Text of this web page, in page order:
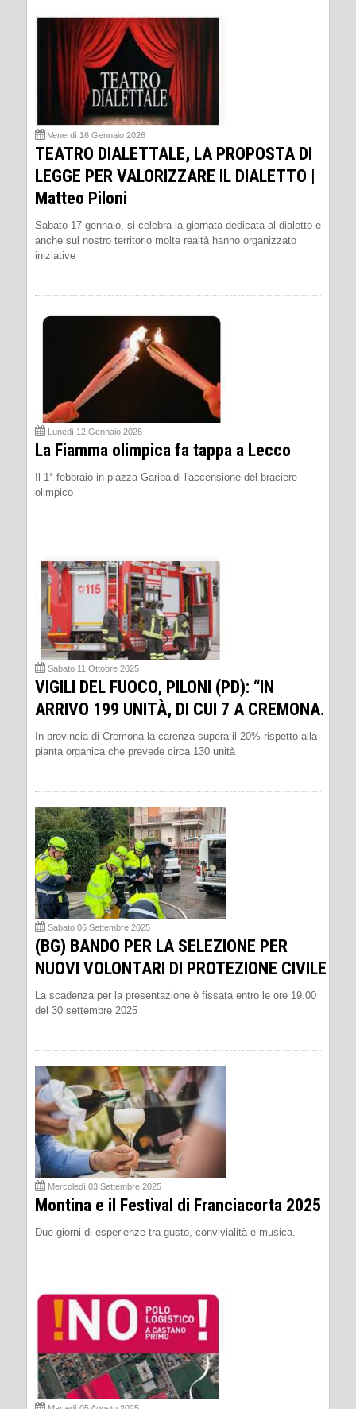
Venerdì 16 Gennaio 2026
TEATRO DIALETTALE, LA PROPOSTA DI
LEGGE PER VALORIZZARE IL DIALETTO |
Matteo Piloni
Sabato 17 gennaio, si celebra la giornata dedicata al dialetto e
anche sul nostro territorio molte realtà hanno organizzato
iniziative
Lunedì 12 Gennaio 2026
La Fiamma olimpica fa tappa a Lecco
Il 1° febbraio in piazza Garibaldi l'accensione del braciere
olimpico
Sabato 11 Ottobre 2025
VIGILI DEL FUOCO, PILONI (PD): “IN
ARRIVO 199 UNITÀ, DI CUI 7 A CREMONA.
In provincia di Cremona la carenza supera il 20% rispetto alla
pianta organica che prevede circa 130 unità
Sabato 06 Settembre 2025
(BG) BANDO PER LA SELEZIONE PER
NUOVI VOLONTARI DI PROTEZIONE CIVILE
La scadenza per la presentazione è fissata entro le ore 19.00
del 30 settembre 2025
Mercoledì 03 Settembre 2025
Montina e il Festival di Franciacorta 2025
Due giorni di esperienze tra gusto, convivialità e musica.